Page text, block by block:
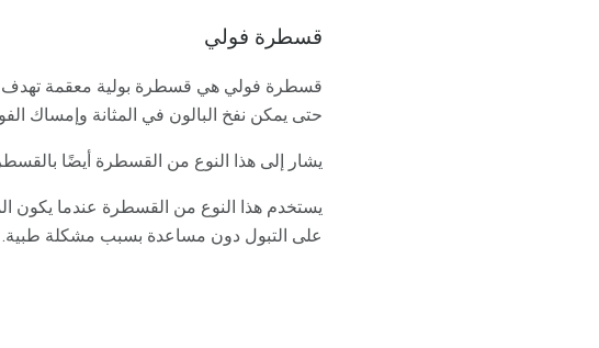
قسطرة فولي
قسطرة فولي هي قسطرة بولية معقمة تهدف
حتى يمكن نفخ البالون في المثانة وإمساك
يشار إلى هذا النوع من القسطرة أيضًا
يستخدم هذا النوع من القسطرة عندما يكون
على التبول دون مساعدة بسبب مشكلة طبية.